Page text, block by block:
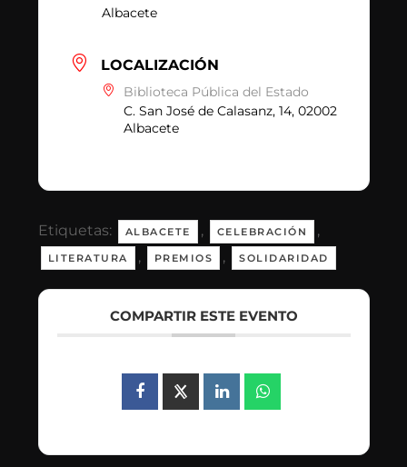
Albacete
LOCALIZACIÓN
Biblioteca Pública del Estado
C. San José de Calasanz, 14, 02002
Albacete
Etiquetas: ALBACETE , CELEBRACIÓN ,
LITERATURA , PREMIOS , SOLIDARIDAD
COMPARTIR ESTE EVENTO